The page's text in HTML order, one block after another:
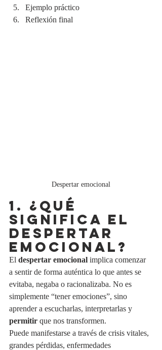
Ejemplo práctico
Reflexión final
Despertar emocional
1. ¿QUÉ
SIGNIFICA EL
DESPERTAR
EMOCIONAL?
El despertar emocional implica comenzar
a sentir de forma auténtica lo que antes se
evitaba, negaba o racionalizaba. No es
simplemente “tener emociones”, sino
aprender a escucharlas, interpretarlas y
permitir que nos transformen.
Puede manifestarse a través de crisis vitales,
grandes pérdidas, enfermedades